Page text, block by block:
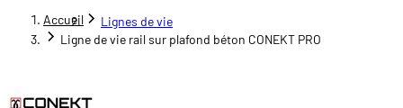
Accueil
Lignes de vie
Ligne de vie rail sur plafond béton CONEKT PRO